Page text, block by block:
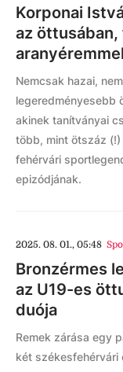
Korponai
az
aranyéremmel
Nemcsak hazai,
legeredményesebb
akinek tanítványai
több, mint ötszáz
fehérvári
epizódjának.
2025. 08. 01., 05:48
Bronzérmes
az U19-es
duója
Remek zárása egy
két székesfehérvári